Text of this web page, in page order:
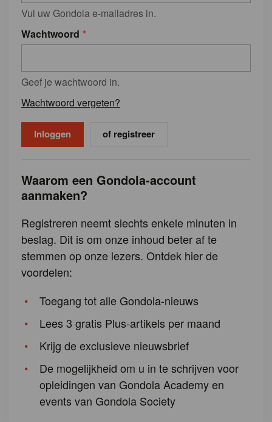
Vul uw Gondola e-mailadres in.
Wachtwoord
Geef je wachtwoord in.
Wachtwoord vergeten?
of registreer
Waarom een Gondola-account
aanmaken?
Registreren neemt slechts enkele minuten in
beslag. Dit is om onze inhoud beter af te
stemmen op onze lezers. Ontdek hier de
voordelen:
Toegang tot alle Gondola-nieuws
Lees 3 gratis Plus-artikels per maand
Krijg de exclusieve nieuwsbrief
De mogelijkheid om u in te schrijven voor
opleidingen van Gondola Academy en
events van Gondola Society